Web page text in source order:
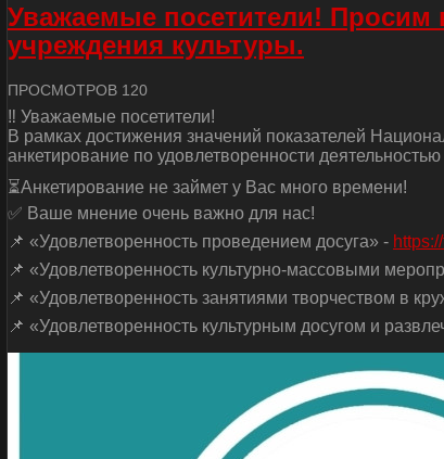
Уважаемые посетители! Просим
учреждения культуры.
ПРОСМОТРОВ 120
‼ Уважаемые посетители!
В рамках достижения значений показателей
анкетирование по удовлетворенности
⏳Анкетирование не займет у Вас много времени!
✅ Ваше мнение очень важно для нас!
📌 «Удовлетворенность проведением досуга» -
📌 «Удовлетворенность культурно-массовыми
📌 «Удовлетворенность занятиями творчеством в
📌 «Удовлетворенность культурным досугом и